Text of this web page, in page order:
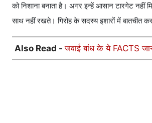
को निशाना बनाता है। अगर इन्हें आसान टारगेट नहीं
साथ नहीं रखते। गिरोह के सदस्य इशारों में बातचीत
Also Read -जवाई बांध के ये FACTS